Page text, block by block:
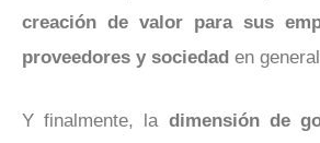
creación de valor para sus
proveedores y sociedad en
Y finalmente, la dimensión de